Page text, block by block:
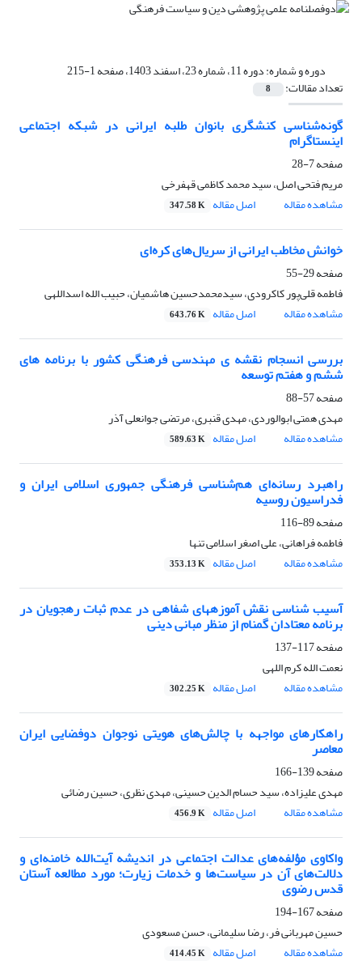
دوره و شماره:دوره 11، شماره 23، اسفند 1403، صفحه 1-215
تعداد مقالات: 8
گونه‌شناسی کنشگری بانوان طلبه ایرانی در شبکه اجتماعی
اینستاگرام
صفحه7-28
مریم فتحی اصل، سید محمد کاظمی قهفرخی
مشاهده مقاله
اصل مقاله 347.58 K
خوانش مخاطب ایرانی‎ ‎از سریال‌های کره‌ای
صفحه29-55
فاطمه قلی‌پور کاکرودی، سیدمحمدحسین هاشمیان، حبیب الله اسداللهی
مشاهده مقاله
اصل مقاله 643.76 K
بررسی انسجام نقشه ی مهندسی فرهنگی کشور با برنامه های
ششم و هفتم توسعه
صفحه57-88
مهدی همتی ابوالوردی، مهدی قنبری، مرتضی جوانعلی آذر
مشاهده مقاله
اصل مقاله 589.63 K
راهبرد رسانه‌ای هم‌شناسی فرهنگی جمهوری اسلامی ایران و
فدراسیون روسیه
صفحه89-116
فاطمه فراهانی، علی اصغر اسلامی تنها
مشاهده مقاله
اصل مقاله 353.13 K
آسیب شناسی نقش آموزه‏های شفاهی در عدم ثبات رهجویان در
برنامه معتادان گمنام از منظر مبانی دینی
صفحه117-137
نعمت الله کرم اللهی
مشاهده مقاله
اصل مقاله 302.25 K
راهکارهای مواجهه با چالش‌های هویتی نوجوان دوفضایی ایران
معاصر
صفحه139-166
مهدی علیزاده، سید حسام الدین حسینی، مهدی نظری، حسین رضائی
مشاهده مقاله
اصل مقاله 456.9 K
واکاوی مؤلفه‌های عدالت اجتماعی در اندیشه آیت‌الله خامنه‌ای و
دلالت‌های آن در سیاست‌ها و خدمات زیارت؛ مورد مطالعه آستان
قدس رضوی
صفحه167-194
حسین مهربانی فر، رضا سلیمانی، حسن مسعودی
مشاهده مقاله
اصل مقاله 414.45 K